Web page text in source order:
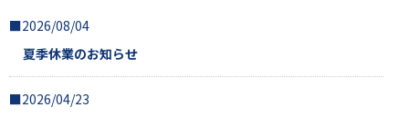
■2026/08/04
夏季休業のお知らせ
■2026/04/23